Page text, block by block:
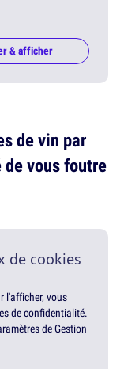
& afficher
de vin par
vous foutre
de cookies
l'afficher, vous
de confidentialité.
de Gestion